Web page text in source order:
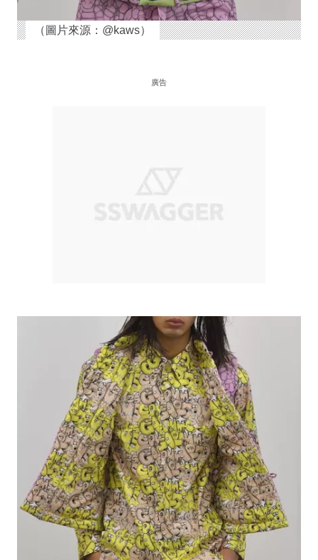
（圖片來源：@kaws）
廣告